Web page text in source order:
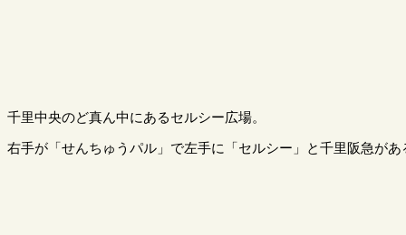
千里中央のど真ん中にあるセルシー広場。
右手が「せんちゅうパル」で左手に「セルシー」と千里阪急があ